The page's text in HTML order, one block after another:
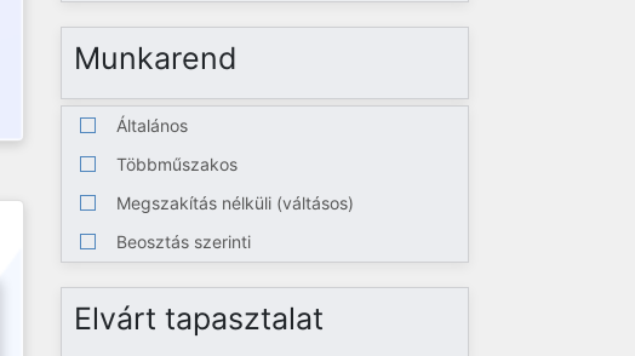
Munkarend
Általános
Többműszakos
Megszakítás nélküli (váltásos)
Beosztás szerinti
Elvárt tapasztalat